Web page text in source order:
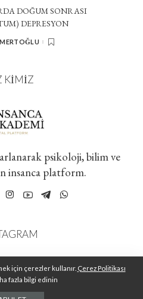
DOĞUM SONRASI
DEPRESYON
KIMIZ
psikoloji, bilim ve
insanca platform.
için çerezler kullanır. Çerez Politikası
fazla bilgi edinin